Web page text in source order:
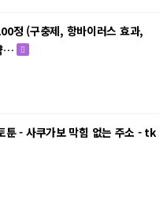
정 (구충제, 항바이러스 효과,
…
툰 - 사쿠가보 막힘 없는 주소 - tk